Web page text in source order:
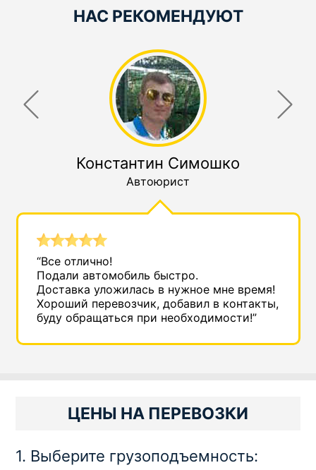
НАС РЕКОМЕНДУЮТ
Константин Симошко
Автоюрист
“Все отлично!
Подали автомобиль быстро.
Доставка уложилась в нужное мне время!
Хороший перевозчик, добавил в контакты,
буду обращаться при необходимости!”
ЦЕНЫ НА ПЕРЕВОЗКИ
1. Выберите грузоподъемность: